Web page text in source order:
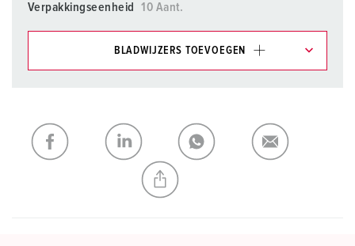
Verpakkingseenheid
10 Aant.
BLADWIJZERS TOEVOEGEN
Mijn lijst TOEVOEGEN
NIEUW LIJST MAKEN